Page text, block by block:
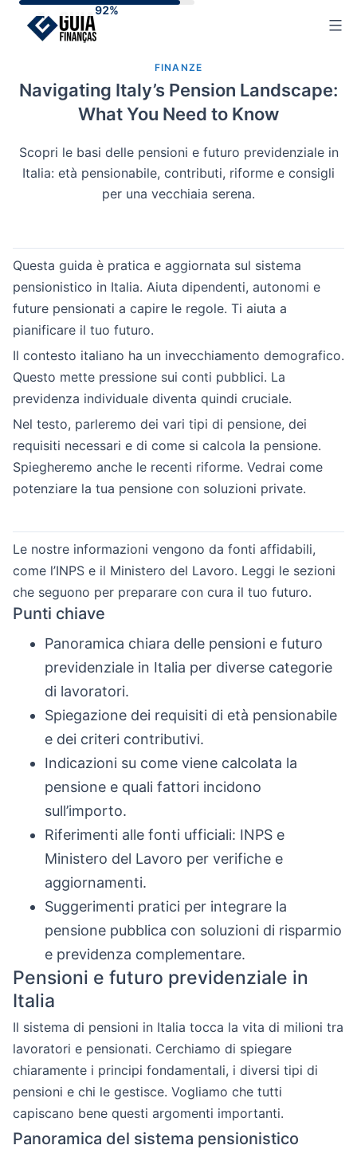
FINANZE
Navigating Italy’s Pension Landscape:
What You Need to Know
Scopri le basi delle pensioni e futuro previdenziale in
Italia: età pensionabile, contributi, riforme e consigli
per una vecchiaia serena.
Questa guida è pratica e aggiornata sul sistema
pensionistico in Italia. Aiuta dipendenti, autonomi e
future pensionati a capire le regole. Ti aiuta a
pianificare il tuo futuro.
Il contesto italiano ha un invecchiamento demografico.
Questo mette pressione sui conti pubblici. La
previdenza individuale diventa quindi cruciale.
Nel testo, parleremo dei vari tipi di pensione, dei
requisiti necessari e di come si calcola la pensione.
Spiegheremo anche le recenti riforme. Vedrai come
potenziare la tua pensione con soluzioni private.
Le nostre informazioni vengono da fonti affidabili,
come l’INPS e il Ministero del Lavoro. Leggi le sezioni
che seguono per preparare con cura il tuo futuro.
Punti chiave
Panoramica chiara delle pensioni e futuro
previdenziale in Italia per diverse categorie
di lavoratori.
Spiegazione dei requisiti di età pensionabile
e dei criteri contributivi.
Indicazioni su come viene calcolata la
pensione e quali fattori incidono
sull’importo.
Riferimenti alle fonti ufficiali: INPS e
Ministero del Lavoro per verifiche e
aggiornamenti.
Suggerimenti pratici per integrare la
pensione pubblica con soluzioni di risparmio
e previdenza complementare.
Pensioni e futuro previdenziale in
Italia
Il sistema di pensioni in Italia tocca la vita di milioni tra
lavoratori e pensionati. Cerchiamo di spiegare
chiaramente i principi fondamentali, i diversi tipi di
pensioni e chi le gestisce. Vogliamo che tutti
capiscano bene questi argomenti importanti.
Panoramica del sistema pensionistico